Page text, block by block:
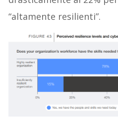
“altamente resilienti”.